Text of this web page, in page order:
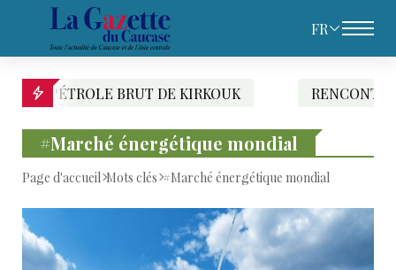
FR
BRUT DE KIRKOUK RENCONTRE IRAN-
#Marché énergétique mondial
Page d'accueil Mots clés #Marché énergétique mondial